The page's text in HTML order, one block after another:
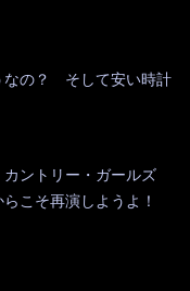
なの？ そして安い時計
カントリー・ガールズ
こそ再演しようよ！